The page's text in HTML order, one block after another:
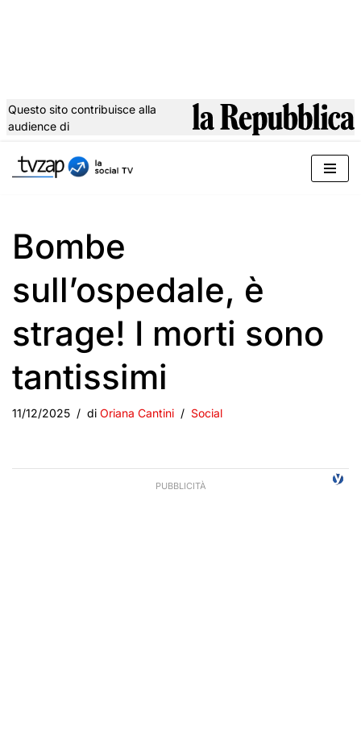
al
Questo sito contribuisce alla
audience di
Bombe
sull’ospedale, è
strage! I morti sono
tantissimi
11/12/2025 di Oriana Cantini Social